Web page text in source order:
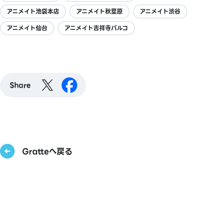
アニメイト池袋本店
アニメイト秋葉原
アニメイト渋谷
アニメイト仙台
アニメイト吉祥寺パルコ
Share
Gratteへ戻る